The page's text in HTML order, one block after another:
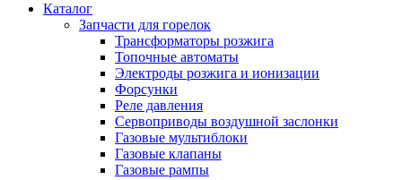
Каталог
Запчасти для горелок
Трансформаторы розжига
Топочные автоматы
Электроды розжига и ионизации
Форсунки
Реле давления
Сервоприводы воздушной заслонки
Газовые мультиблоки
Газовые клапаны
Газовые рампы